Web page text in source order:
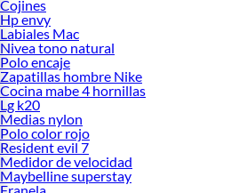
Cojines
Hp envy
Labiales Mac
Nivea tono natural
Polo encaje
Zapatillas hombre Nike
Cocina mabe 4 hornillas
Lg k20
Medias nylon
Polo color rojo
Resident evil 7
Medidor de velocidad
Maybelline superstay